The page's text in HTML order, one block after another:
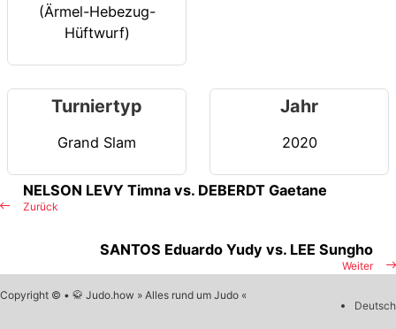
(Ärmel-Hebezug-
Hüftwurf)
Turniertyp
Grand Slam
Jahr
2020
Zurück
NELSON LEVY Timna vs. DEBERDT Gaetane
Weiter
SANTOS Eduardo Yudy vs. LEE Sungho
Copyright © • 🥋 Judo.how » Alles rund um Judo «
Deutsch